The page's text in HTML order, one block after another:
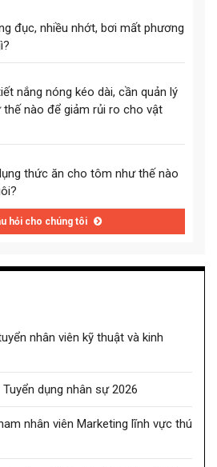
đục, nhiều nhớt, bơi mất phương
nắng nóng kéo dài, cần quản lý
nào để giảm rủi ro cho vật
thức ăn cho tôm như thế nào
hỏi cho chúng tôi
nhân viên kỹ thuật và kinh
Tuyển dụng nhân sự 2026
nhân viên Marketing lĩnh vực thú